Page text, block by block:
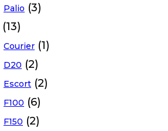
Palio (3)
(13)
Courier (1)
D20 (2)
Escort (2)
F100 (6)
F150 (2)